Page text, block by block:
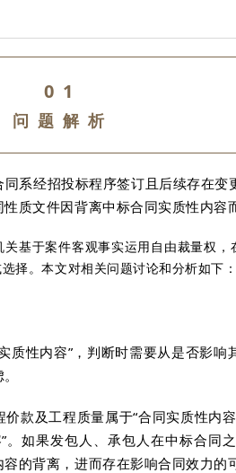
01
问题解析
系经招投标程序签订且后续存在
质文件因背离中标合同实质性内容
基于案件客观事实运用自由裁量权
择。本文对相关问题讨论和分析如下：
质性内容”，判断时需要从是否影
款及工程质量属于“合同实质性内
。如果发包人、承包人在中标合同
的背离，进而存在影响合同效力的